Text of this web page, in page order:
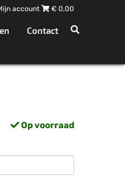
account € 0,00
Contact
Op voorraad